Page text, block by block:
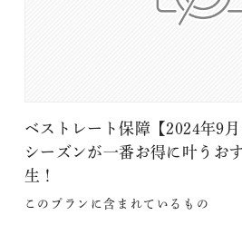
ベストレート保障【2024年9
シーズンが一番お得に叶うお
生！
このプランに含まれているもの